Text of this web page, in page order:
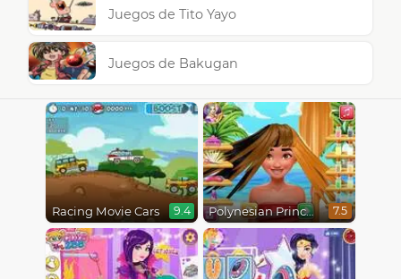
Juegos de Tito Yayo
Juegos de Bakugan
Racing Movie Cars 9.4 Polynesian Princess Real Haircuts 7.5